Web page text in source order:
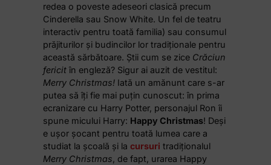
redea o poveste adeseori clasică precum
Cinderella sau Snow White. Un fel de teatru
interactiv pentru toată familia) sau consumul
prăjiturilor și budincilor lor tradiționale pentru
această sărbătoare. Știi cum se zice Crăciun
fericit în engleză? Sigur ai auzit de vestitul:
Merry Christmas! Iată un amănunt care s-ar
putea să îți fie mai puțin cunoscut: în prima
ecranizare cu Harry Potter, personajul Ron îi
spune micului Harry: Happy Christmas! Deși
e ușor șocant pentru toată lumea care a
studiat la școală și lacursuri tradiționalul
Merry Christmas, de fapt, urarea Happy